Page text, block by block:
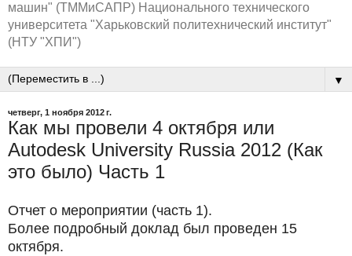
машин" (ТММиСАПР) Национального технического
университета "Харьковский политехнический институт"
(НТУ "ХПИ")
▼
четверг, 1 ноября 2012 г.
Как мы провели 4 октября или
Autodesk University Russia 2012 (Как
это было) Часть 1
Отчет о мероприятии (часть 1).
Более подробный доклад был проведен 15
октября.